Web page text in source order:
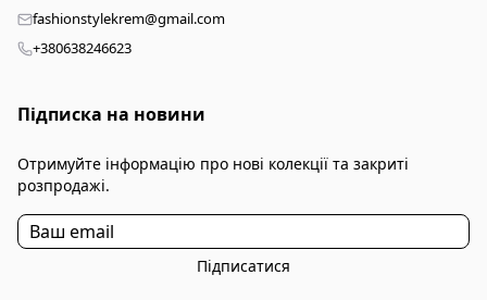
fashionstylekrem@gmail.com
+380638246623
Підписка на новини
Отримуйте інформацію про нові колекції та закриті
розпродажі.
Підписатися